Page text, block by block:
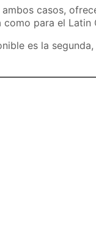
ambos casos,
para el Latin
es la